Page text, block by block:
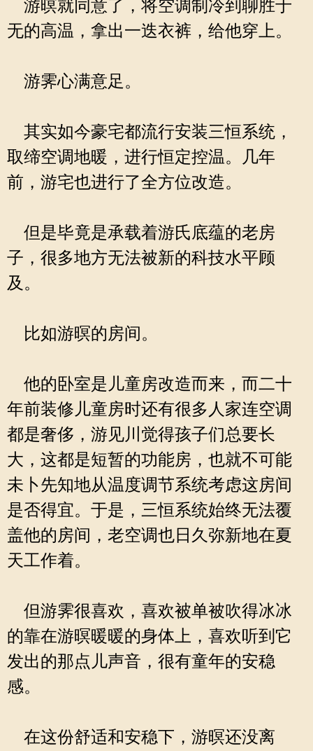
游暝就同意了，将空调制冷到聊胜于
无的高温，拿出一迭衣裤，给他穿上。
游霁心满意足。
其实如今豪宅都流行安装三恒系统，
取缔空调地暖，进行恒定控温。几年
前，游宅也进行了全方位改造。
但是毕竟是承载着游氏底蕴的老房
子，很多地方无法被新的科技水平顾
及。
比如游暝的房间。
他的卧室是儿童房改造而来，而二十
年前装修儿童房时还有很多人家连空调
都是奢侈，游见川觉得孩子们总要长
大，这都是短暂的功能房，也就不可能
未卜先知地从温度调节系统考虑这房间
是否得宜。于是，三恒系统始终无法覆
盖他的房间，老空调也日久弥新地在夏
天工作着。
但游霁很喜欢，喜欢被单被吹得冰冰
的靠在游暝暖暖的身体上，喜欢听到它
发出的那点儿声音，很有童年的安稳
感。
在这份舒适和安稳下，游暝还没离